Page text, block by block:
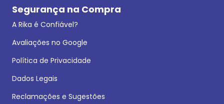
Segurança na Compra
A Rika é Confiável?
Avaliações no Google
Política de Privacidade
Dados Legais
Reclamações e Sugestões